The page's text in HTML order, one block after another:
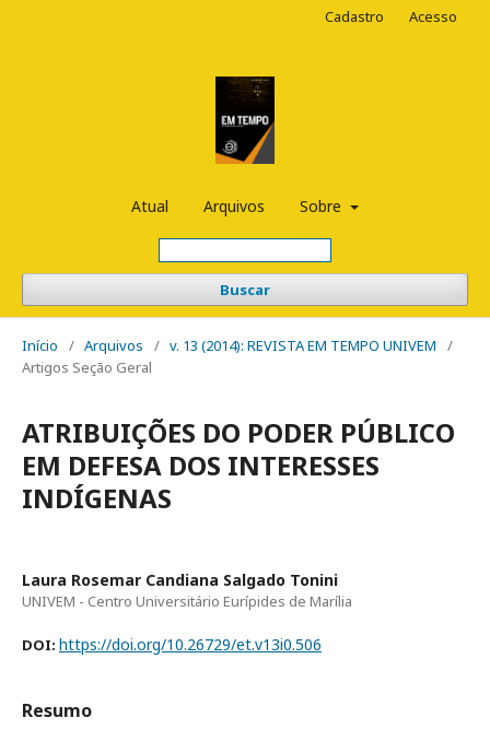
Atual Arquivos Sobre
Buscar
Cadastro Acesso
Início / Arquivos / v. 13 (2014): REVISTA EM TEMPO UNIVEM
/
Artigos Seção Geral
ATRIBUIÇÕES DO PODER PÚBLICO
EM DEFESA DOS INTERESSES
INDÍGENAS
Laura Rosemar Candiana Salgado Tonini
UNIVEM - Centro Universitário Eurípides de Marília
DOI: https://doi.org/10.26729/et.v13i0.506
Resumo